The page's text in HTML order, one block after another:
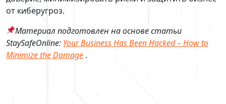
от киберугроз.
Материал подготовлен на основе статьи
StaySafeOnline: Your Business Has Been Hacked – How to
Minimize the Damage .